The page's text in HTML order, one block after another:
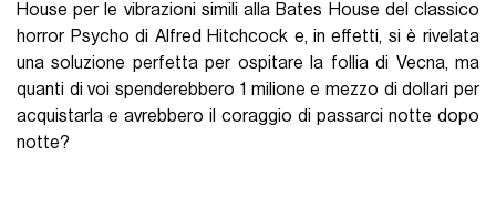
House per le vibrazioni simili alla Bates House del classico
horror Psycho di Alfred Hitchcock e, in effetti, si è rivelata
una soluzione perfetta per ospitare la follia di Vecna, ma
quanti di voi spenderebbero 1 milione e mezzo di dollari per
acquistarla e avrebbero il coraggio di passarci notte dopo
notte?